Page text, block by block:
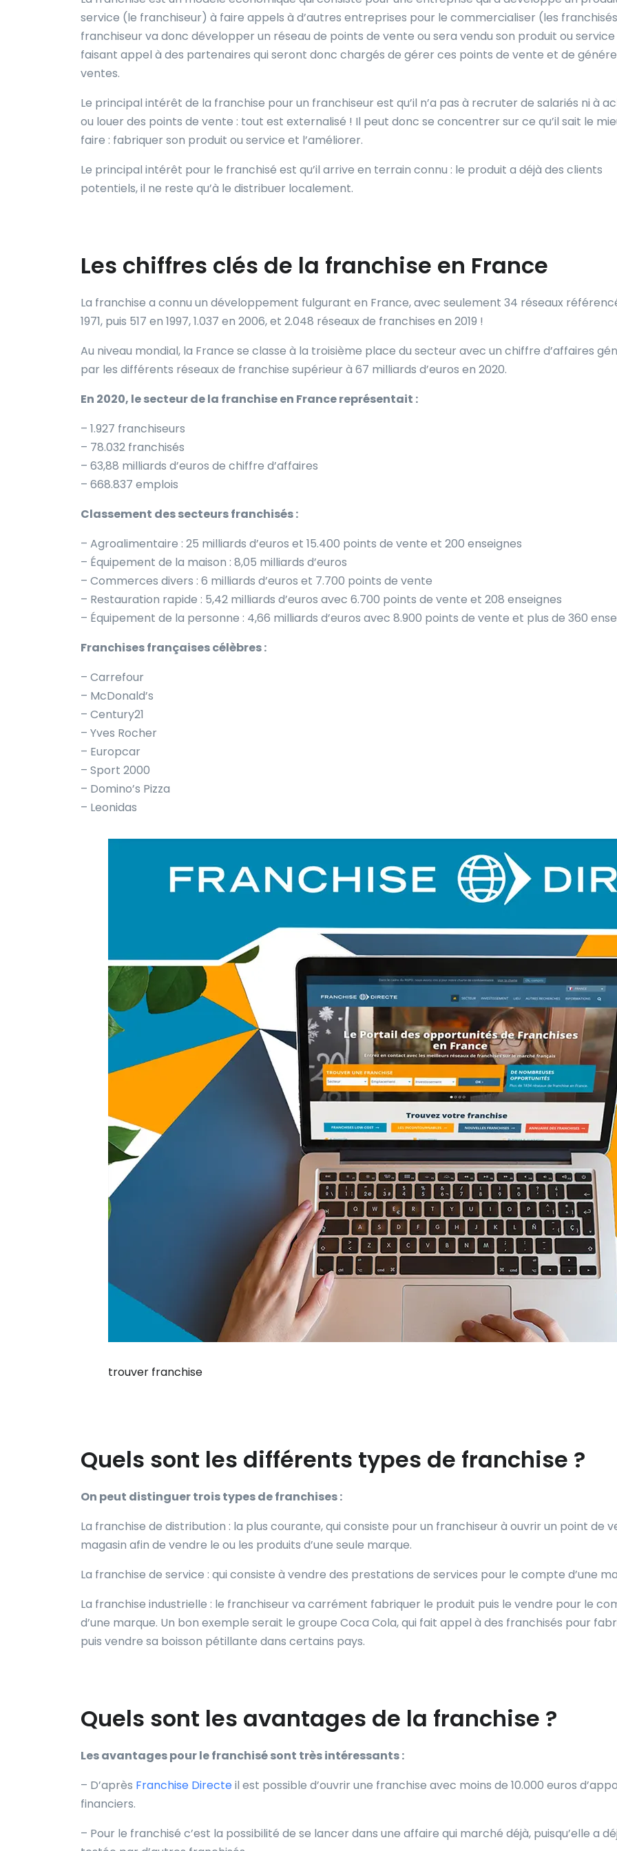
service (le franchiseur) à faire appels à d’autres entreprises pour le commercialiser (les
franchiseur va donc développer un réseau de points de vente ou sera vendu son produit ou service
faisant appel à des partenaires qui seront donc chargés de gérer ces points de vente et de
ventes.
Le principal intérêt de la franchise pour un franchiseur est qu’il n’a pas à recruter de salariés ni à
ou louer des points de vente : tout est externalisé ! Il peut donc se concentrer sur ce qu’il sait le
faire : fabriquer son produit ou service et l’améliorer.
Le principal intérêt pour le franchisé est qu’il arrive en terrain connu : le produit a déjà des clients
potentiels, il ne reste qu’à le distribuer localement.
Les chiffres clés de la franchise en France
La franchise a connu un développement fulgurant en France, avec seulement 34 réseaux
1971, puis 517 en 1997, 1.037 en 2006, et 2.048 réseaux de franchises en 2019 !
Au niveau mondial, la France se classe à la troisième place du secteur avec un chiffre d’affaires
par les différents réseaux de franchise supérieur à 67 milliards d’euros en 2020.
En 2020, le secteur de la franchise en France représentait :
– 1.927 franchiseurs
– 78.032 franchisés
– 63,88 milliards d’euros de chiffre d’affaires
– 668.837 emplois
Classement des secteurs franchisés :
– Agroalimentaire : 25 milliards d’euros et 15.400 points de vente et 200 enseignes
– Équipement de la maison : 8,05 milliards d’euros
– Commerces divers : 6 milliards d’euros et 7.700 points de vente
– Restauration rapide : 5,42 milliards d’euros avec 6.700 points de vente et 208 enseignes
– Équipement de la personne : 4,66 milliards d’euros avec 8.900 points de vente et plus de 360
Franchises françaises célèbres :
– Carrefour
– McDonald’s
– Century21
– Yves Rocher
– Europcar
– Sport 2000
– Domino’s Pizza
– Leonidas
trouver franchise
Quels sont les différents types de franchise ?
On peut distinguer trois types de franchises :
La franchise de distribution : la plus courante, qui consiste pour un franchiseur à ouvrir un point de
magasin afin de vendre le ou les produits d’une seule marque.
La franchise de service : qui consiste à vendre des prestations de services pour le compte d’une
La franchise industrielle : le franchiseur va carrément fabriquer le produit puis le vendre pour le
d’une marque. Un bon exemple serait le groupe Coca Cola, qui fait appel à des franchisés pour
puis vendre sa boisson pétillante dans certains pays.
Quels sont les avantages de la franchise ?
Les avantages pour le franchisé sont très intéressants :
– D’après Franchise Directeil est possible d’ouvrir une franchise avec moins de 10.000 euros
financiers.
– Pour le franchisé c’est la possibilité de se lancer dans une affaire qui marché déjà, puisqu’elle a